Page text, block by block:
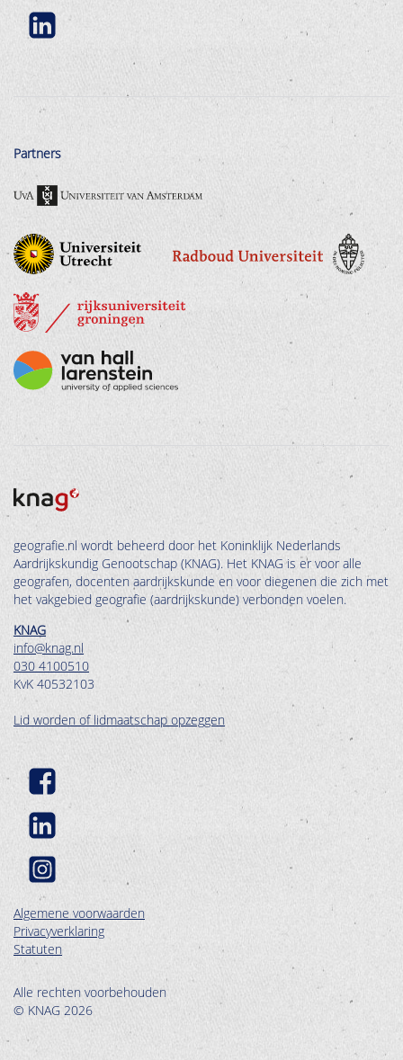
Partners
geografie.nl wordt beheerd door het Koninklijk Nederlands
Aardrijkskundig Genootschap (KNAG). Het KNAG is er voor alle
geografen, docenten aardrijkskunde en voor diegenen die zich met
het vakgebied geografie (aardrijkskunde) verbonden voelen.
KNAG
info@knag.nl
030 4100510
KvK 40532103
Lid worden of lidmaatschap opzeggen
Algemene voorwaarden
Privacyverklaring
Statuten
Alle rechten voorbehouden
© KNAG 2026